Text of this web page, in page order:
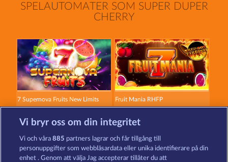
SPELAUTOMATER SOM SUPER DUPER
CHERRY
7 Supernova Fruits New Limits Fruit Mania RHFP
Vi bryr oss om din integritet
Vi och våra885 partners lagrar och får tillgång till
personuppgifter som webbläsardata eller unika identifierare på din
enhet . Genom att välja Jag accepterar tillåter du att